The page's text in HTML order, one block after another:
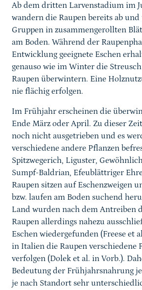
Ab dem dritten Larvenstadium im
wandern die Raupen bereits ab
Gruppen in zusammengerollten
am Boden. Während der
Entwicklung geeignete Eschen
genauso wie im Winter die
Raupen überwintern. Eine
nie flächig erfolgen.
Im Frühjahr erscheinen die
Ende März oder April. Zu dieser
noch nicht ausgetrieben und es
verschiedene andere Pflanzen
Spitzwegerich, Liguster,
Sumpf-Baldrian, Efeublättriger
Raupen sitzen auf Eschenzweigen
bzw. laufen am Boden suchend
Land wurden nach dem Antreiben
Raupen allerdings nahezu
Eschen wiedergefunden (Freese et
in Italien die Raupen verschiedene
verfolgen (Dolek et al. in Vorb.).
Bedeutung der Frühjahrsnahrung
je nach Standort sehr